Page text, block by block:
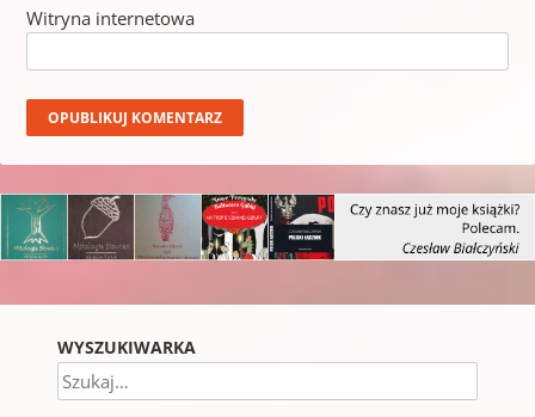
Witryna internetowa
WYSZUKIWARKA
Szukaj